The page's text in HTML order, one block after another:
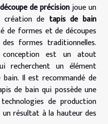
de précisionjoue un
création de tapis de bain
de formes et de découpes
formes traditionnelles.
est un atout
recherchent un élément
Il est recommandé de
de bain qui possède une
de production
résultat à la hauteur des